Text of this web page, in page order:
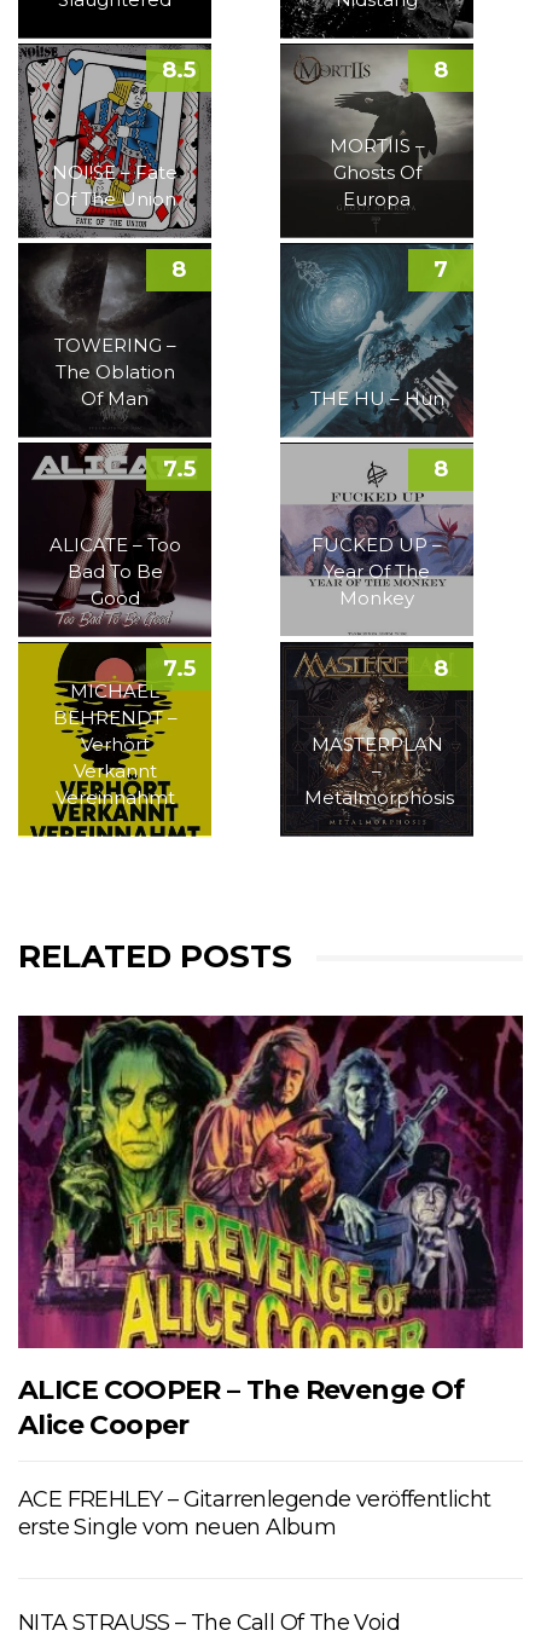
NOI!SE – Fate
Of The Union
8.5
MORTIIS –
Ghosts Of
Europa
8
TOWERING –
The Oblation
Of Man
8
THE HU – Hun
7
ALICATE – Too
Bad To Be
Good
7.5
FUCKED UP –
Year Of The
Monkey
8
MICHAEL
BEHRENDT –
Verhört
Verkannt
Vereinnahmt
7.5
MASTERPLAN
–
Metalmorphosis
8
RELATED POSTS
ALICE COOPER – The Revenge Of
Alice Cooper
ACE FREHLEY – Gitarrenlegende veröffentlicht
erste Single vom neuen Album
NITA STRAUSS – The Call Of The Void